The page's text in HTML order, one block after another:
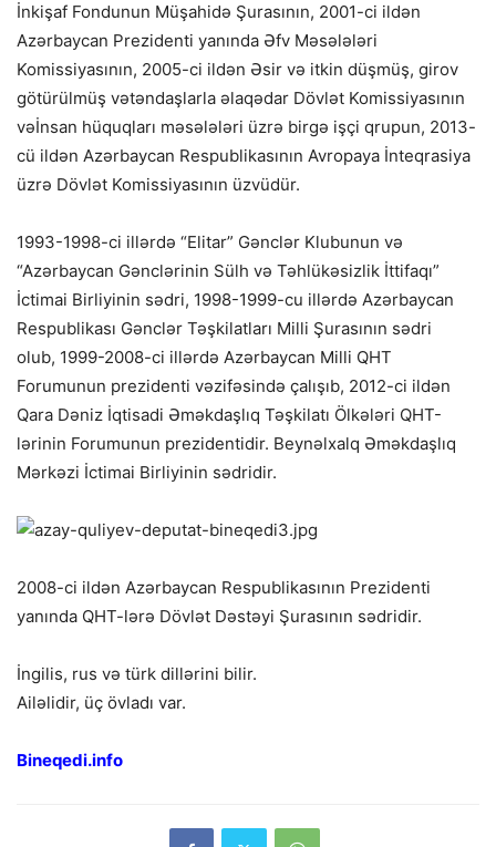
İnkişaf Fondunun Müşahidə Şurasının, 2001-ci ildən
Azərbaycan Prezidenti yanında Əfv Məsələləri
Komissiyasının, 2005-ci ildən Əsir və itkin düşmüş, girov
götürülmüş vətəndaşlarla əlaqədar Dövlət Komissiyasının
vəİnsan hüquqları məsələləri üzrə birgə işçi qrupun, 2013-
cü ildən Azərbaycan Respublikasının Avropaya İnteqrasiya
üzrə Dövlət Komissiyasının üzvüdür.
1993-1998-ci illərdə “Elitar” Gənclər Klubunun və
“Azərbaycan Gənclərinin Sülh və Təhlükəsizlik İttifaqı”
İctimai Birliyinin sədri, 1998-1999-cu illərdə Azərbaycan
Respublikası Gənclər Təşkilatları Milli Şurasının sədri
olub, 1999-2008-ci illərdə Azərbaycan Milli QHT
Forumunun prezidenti vəzifəsində çalışıb, 2012-ci ildən
Qara Dəniz İqtisadi Əməkdaşlıq Təşkilatı Ölkələri QHT-
lərinin Forumunun prezidentidir. Beynəlxalq Əməkdaşlıq
Mərkəzi İctimai Birliyinin sədridir.
2008-ci ildən Azərbaycan Respublikasının Prezidenti
yanında QHT-lərə Dövlət Dəstəyi Şurasının sədridir.
İngilis, rus və türk dillərini bilir.
Ailəlidir, üç övladı var.
Bineqedi.info